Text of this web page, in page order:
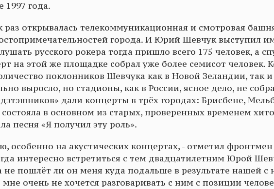
1997 года.
раз открывалась телекоммуникационная и смотровая
города. И Юрий Шевчук выступил
русского рокера тогда пришло всего 175 человек, а
на этой же площадке собрал уже более семисот человек.
поклонников Шевчука как в Новой Зеландии, так и
выросло, но стадионы, как в России, ясное дело, не
дали концерты в трёх городах: Брисбене,
в основном из старых, проверенных временем
песня «Я получил эту роль».
особенно на акустических концертах, - отметил
интересно встретиться с тем двадцатилетним Юрой
не пошлёт ли он меня куда подальше в результате нашей с
очень не хочется разговаривать с ним с позиции